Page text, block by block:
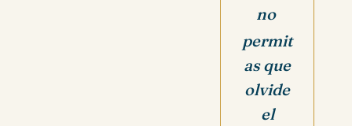
no
permit
as que
olvide
el